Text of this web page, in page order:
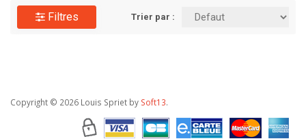
Filtres Trier par :
Copyright © 2026 Louis Spriet by Soft13.